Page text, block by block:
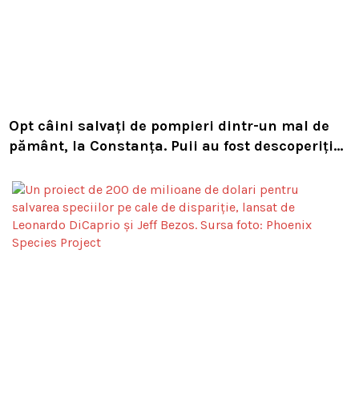
Opt câini salvați de pompieri dintr-un mal de
pământ, la Constanța. Puii au fost descoperiți